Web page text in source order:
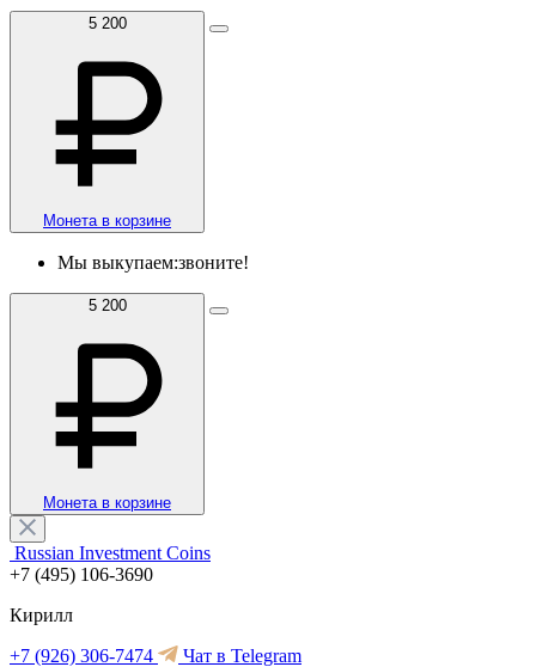
5 200
Монета в корзине
Мы выкупаем:звоните!
5 200
Монета в корзине
Russian Investment Coins
+7 (495) 106-3690
Кирилл
+7 (926) 306-7474
Чат в Telegram